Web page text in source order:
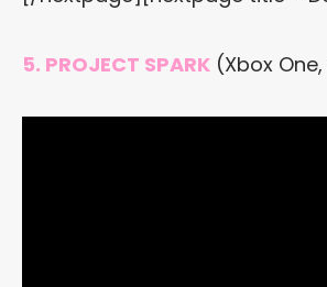
5. PROJECT SPARK (Xbox